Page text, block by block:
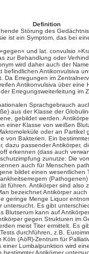
Definition
Störung des
ist ein Symptom, das bei
und lat. convulsio
zur Behandlung oder
wird daher auch der
befindlichen Antikonvulsiva
Da Erregungen im
Antikonvulsiva über eine
Erregungsweiterleitung im
Sprachgebrauch
aus der Klasse der
gebildet werden.
einer Klasse von weißen
oder an Partikel
von Bakterien. Ein
dazu passender Antikörper,
erkennen (dass auch
zunutze: Die
auch für Menschen
bildet einen wesentlichen
führen. Antikörper sind also
bezeichnet Antikörper
geringe Menge Liquor
untersucht. Es gibt
Blutserum kann auf
gegen Strukturen im
meist Titer ermittelt. Es
durchführen, z.B.
(AöR)-Zentrum für
einer Lumbalpunktion wird
Antikörper